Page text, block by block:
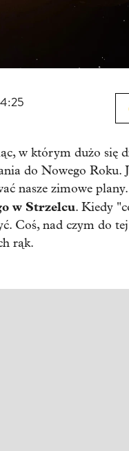
w którym dużo się
do Nowego Roku.
nasze zimowe
w Strzelcu. Kiedy
Coś, nad czym do
rąk.